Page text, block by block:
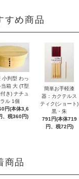
すめ商品
小判型 わっ
当箱 大 (T型
き) ナチュ
ラル 1個
円(本体3,6
、税360円)
簡単お手軽漆
器：カクテルス
ティク(ショート)
黒・朱
791円(本体719
円、税72円)
商品